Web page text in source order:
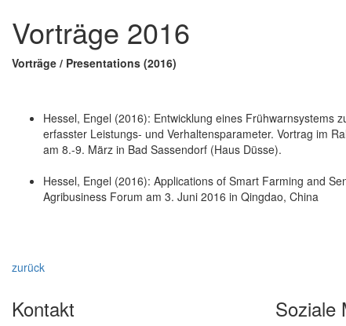
Vorträge 2016
Vorträge / Presentations (2016)
Hessel, Engel (2016): Entwicklung eines Frühwarnsystems
erfasster Leistungs- und Verhaltensparameter. Vortrag im
am 8.-9. März in Bad Sassendorf (Haus Düsse).
Hessel, Engel (2016): Applications of Smart Farming and
Agribusiness Forum am 3. Juni 2016 in Qingdao, China
zurück
Kontakt Soziale